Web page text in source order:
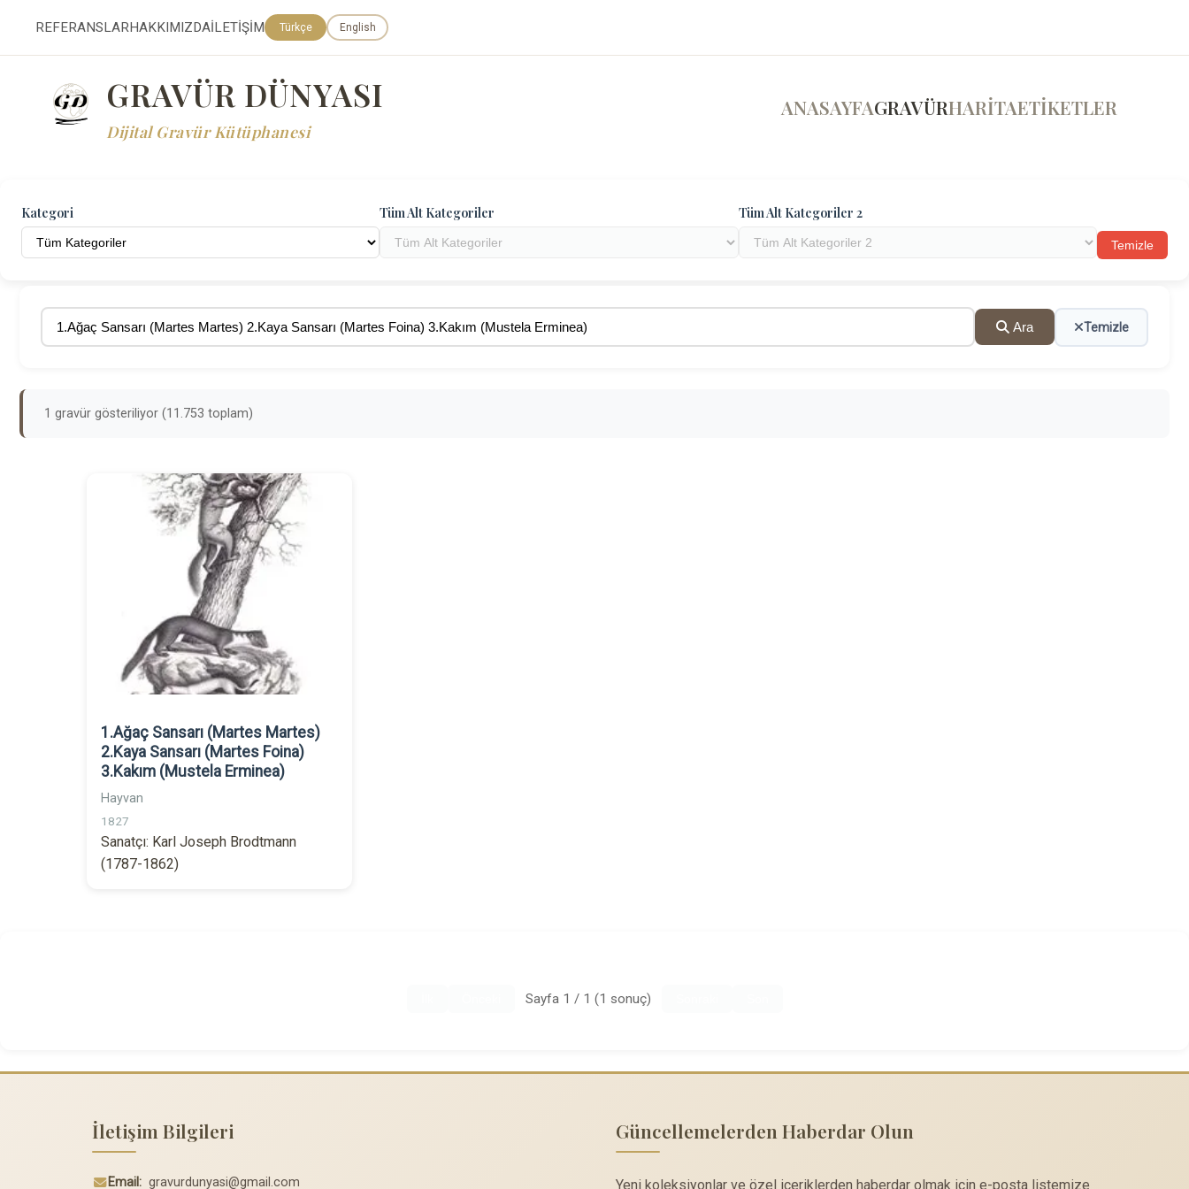
REFERANSLARHAKKIMIZDAİLETİŞİM Türkçe English
GRAVÜR DÜNYASI
Dijital Gravür Kütüphanesi
ANASAYFAGRAVÜRHARİTAETİKETLER
Kategori Tüm Alt Kategoriler Tüm Alt Kategoriler 2
Temizle
Ara Temizle
1 gravür gösteriliyor (11.753 toplam)
1.Ağaç Sansarı (Martes Martes)
2.Kaya Sansarı (Martes Foina)
3.Kakım (Mustela Erminea)
Hayvan
1827
Sanatçı: Karl Joseph Brodtmann
(1787-1862)
Sayfa 1 / 1 (1 sonuç)
İletişim Bilgileri
Email: gravurdunyasi@gmail.com
Güncellemelerden Haberdar Olun
Yeni koleksiyonlar ve özel içeriklerden haberdar olmak için e-posta listemize